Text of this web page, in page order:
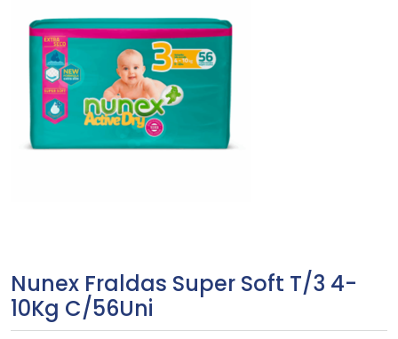
Nunex Fraldas Super Soft T/3 4-
10Kg C/56Uni